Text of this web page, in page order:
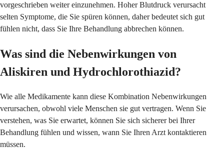
vorgeschrieben weiter einzunehmen. Hoher Blutdruck verursacht
selten Symptome, die Sie spüren können, daher bedeutet sich gut
fühlen nicht, dass Sie Ihre Behandlung abbrechen können.
Was sind die Nebenwirkungen von
Aliskiren und Hydrochlorothiazid?
Wie alle Medikamente kann diese Kombination Nebenwirkungen
verursachen, obwohl viele Menschen sie gut vertragen. Wenn Sie
verstehen, was Sie erwartet, können Sie sich sicherer bei Ihrer
Behandlung fühlen und wissen, wann Sie Ihren Arzt kontaktieren
müssen.